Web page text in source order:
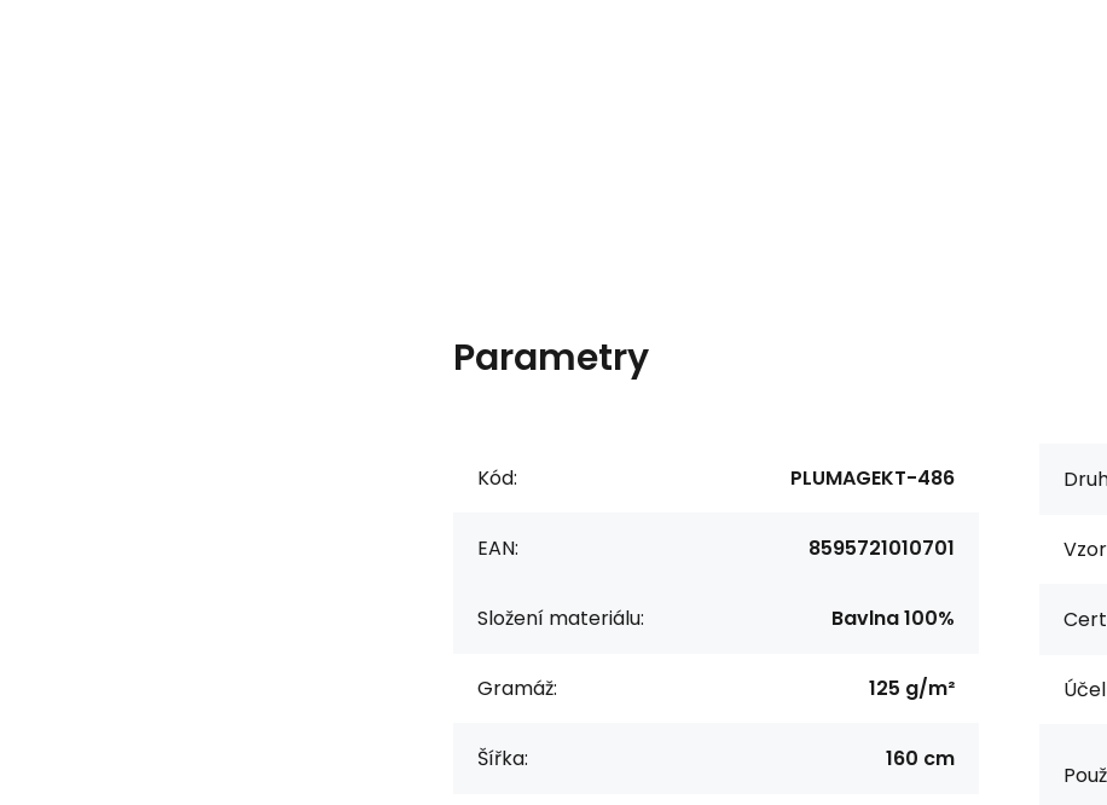
Parametry
Kód: PLUMAGEKT-486
EAN: 8595721010701
Složení materiálu: Bavlna 100%
Gramáž: 125 g/m²
Šířka: 160 cm